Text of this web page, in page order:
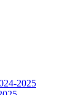
2025